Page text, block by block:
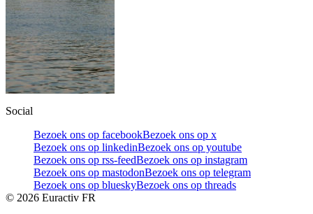
Social
Bezoek ons op facebookBezoek ons op x
Bezoek ons op linkedinBezoek ons op youtube
Bezoek ons op rss-feedBezoek ons op instagram
Bezoek ons op mastodonBezoek ons op telegram
Bezoek ons op blueskyBezoek ons op threads
© 2026 Euractiv FR